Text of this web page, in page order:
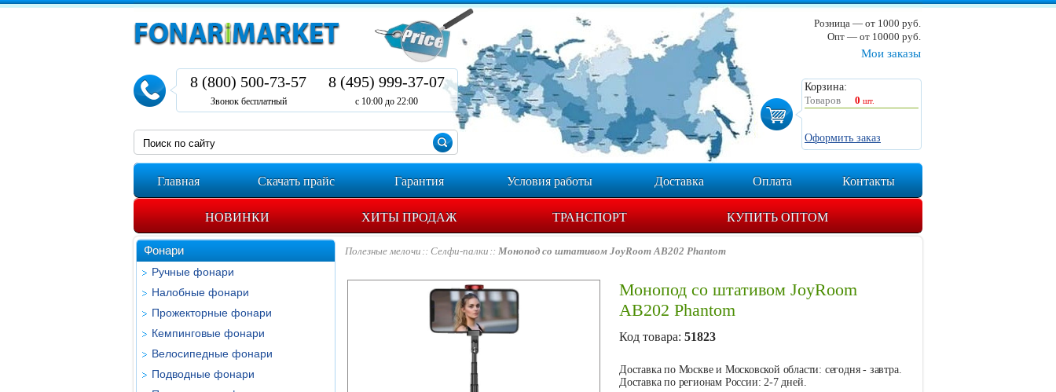
Мои заказы
Корзина:
Товаров
0 шт.
Оформить заказ
8 (800) 500-73-57
Звонок бесплатный
8 (495) 999-37-07
с 10:00 до 22:00
Розница — от 1000 руб.
Опт — от 10000 руб.
Главная Скачать прайс Гарантия Условия работы Доставка Оплата Контакты
НОВИНКИ ХИТЫ ПРОДАЖ ТРАНСПОРТ КУПИТЬ ОПТОМ
Фонари
Ручные фонари
Налобные фонари
Прожекторные фонари
Кемпинговые фонари
Велосипедные фонари
Подводные фонари
Полезные мелочи Селфи-палки Монопод со штативом JoyRoom AB202 Phantom
Монопод со штативом JoyRoom
AB202 Phantom
Код товара: 51823
Доставка по Москве и Московской области: сегодня - завтра.
Доставка по регионам России: 2-7 дней.